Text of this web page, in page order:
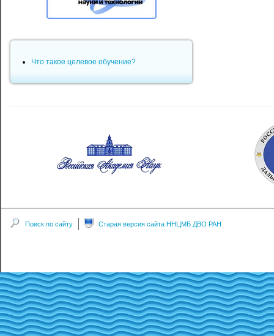
Что такое целевое обучение?
Поиск по сайту Старая версия сайта ННЦМБ ДВО РАН